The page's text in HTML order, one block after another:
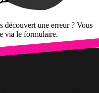
découvert une erreur ? Vous
via le formulaire.